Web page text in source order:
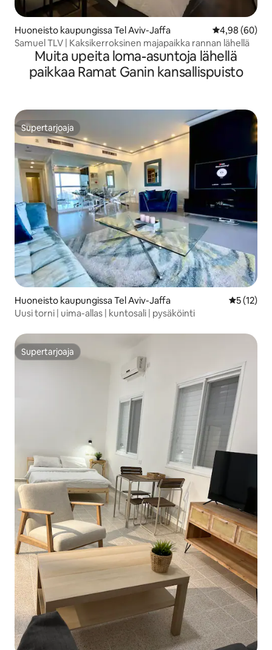
Huoneisto kaupungissa Tel Aviv-Jaffa
4,98 (60)
Samuel TLV | Kaksikerroksinen majapaikka rannan lähellä
Muita upeita loma-asuntoja lähellä
paikkaa Ramat Ganin kansallispuisto
Supertarjoaja
Supertarjoaja
Huoneisto kaupungissa Tel Aviv-Jaffa
5 (12)
Uusi torni | uima-allas | kuntosali | pysäköinti
Supertarjoaja
Supertarjoaja